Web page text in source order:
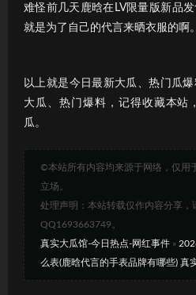
难怪前几天鹿晗在LV限量版新品
就是为了自己的代言来晒衣服的啊。
以上就是今日最新大瓜、热门瓜
大瓜、热门爆料，记得收藏本站
瓜。
©本站所有内容均来源于网络，仅用
立场。
处理声明：本站转载仅作内容分享，
QQ1693663749。
真实大瓜馆-今日热点-网红事件 »
么表(鹿晗代言的手表品牌有哪些) 真